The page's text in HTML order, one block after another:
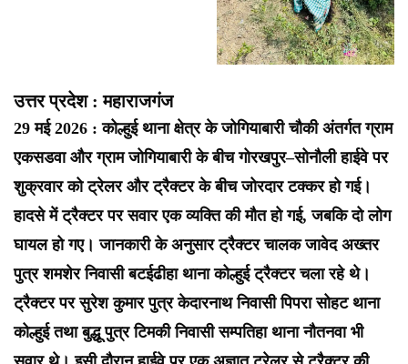
उत्तर प्रदेश : महाराजगंज
29 मई 2026 : कोल्हुई थाना क्षेत्र के जोगियाबारी चौकी अंतर्गत ग्राम
एकसडवा और ग्राम जोगियाबारी के बीच गोरखपुर–सोनौली हाईवे पर
शुक्रवार को ट्रेलर और ट्रैक्टर के बीच जोरदार टक्कर हो गई।
हादसे में ट्रैक्टर पर सवार एक व्यक्ति की मौत हो गई, जबकि दो लोग
घायल हो गए। जानकारी के अनुसार ट्रैक्टर चालक जावेद अख्तर
पुत्र शमशेर निवासी बटईढीहा थाना कोल्हुई ट्रैक्टर चला रहे थे।
ट्रैक्टर पर सुरेश कुमार पुत्र केदारनाथ निवासी पिपरा सोहट थाना
कोल्हुई तथा बुद्धू पुत्र टिमकी निवासी सम्पतिहा थाना नौतनवा भी